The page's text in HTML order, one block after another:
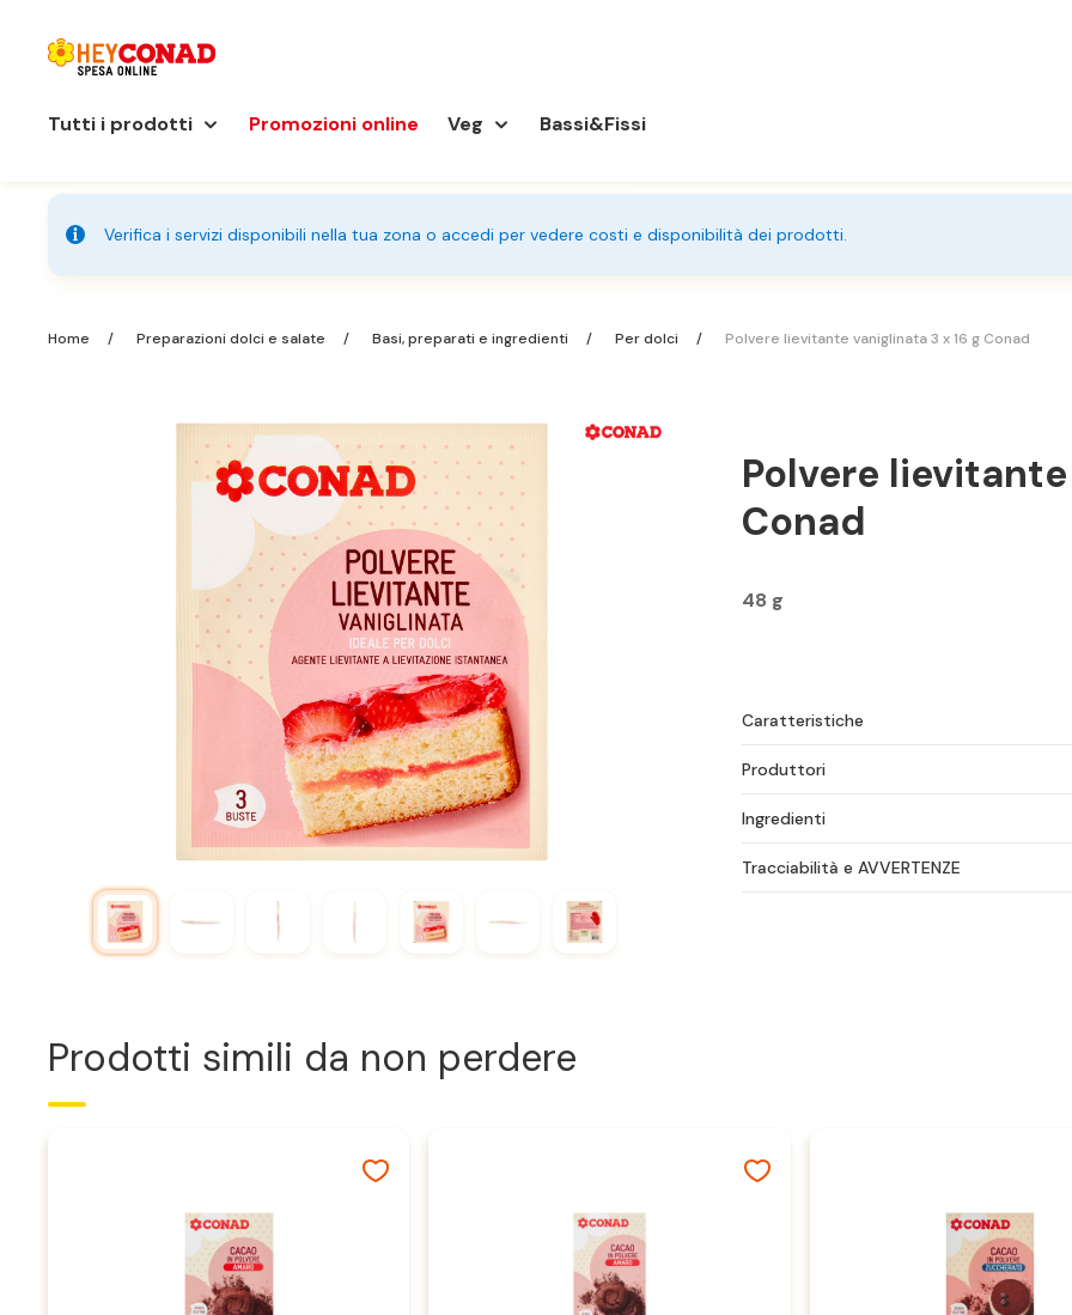
Tutti i prodotti Promozioni online Veg Bassi&Fissi
Verifica i servizi disponibili nella tua zona o accedi per vedere costi e disponibilità dei prodotti.
Home Preparazioni dolci e salate Basi, preparati e ingredienti Per dolci Polvere lievitante vaniglinata 3 x 16 g Conad
Polvere
Conad
48 g
Caratteristiche
Produttori
Ingredienti
Tracciabilità e AVVERTENZE
Prodotti simili da non perdere